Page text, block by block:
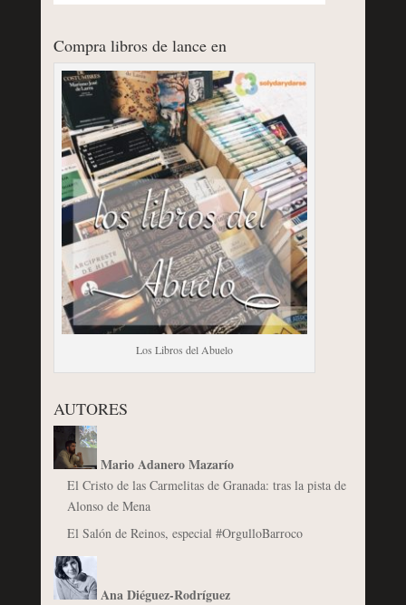
Compra libros de lance en
Los Libros del Abuelo
AUTORES
Mario Adanero Mazarío
El Cristo de las Carmelitas de Granada: tras la pista de
Alonso de Mena
El Salón de Reinos, especial #OrgulloBarroco
Ana Diéguez-Rodríguez